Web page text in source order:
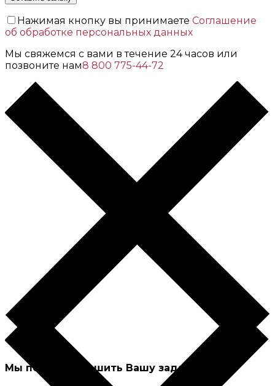
Нажимая кнопку вы принимаете Соглашение
об обработке персональных данных
Мы свяжемся с вами в течение 24 часов или
позвоните нам8 800 775-44-72
Мы поможем решить Вашу задачу